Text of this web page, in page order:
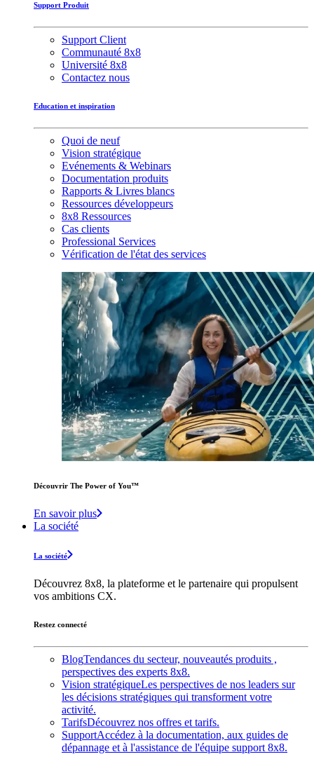
Support Produit
Support Client
Communauté 8x8
Université 8x8
Contactez nous
Education et inspiration
Quoi de neuf
Vision stratégique
Evénements & Webinars
Documentation produits
Rapports & Livres blancs
Ressources développeurs
8x8 Ressources
Cas clients
Professional Services
Vérification de l'état des services
Découvrir The Power of You™️
En savoir plus
La société
La société
Découvrez 8x8, la plateforme et le partenaire qui propulsent
vos ambitions CX.
Restez connecté
BlogTendances du secteur, nouveautés produits ,
perspectives des experts 8x8.
Vision stratégiqueLes perspectives de nos leaders sur
les décisions stratégiques qui transforment votre
activité.
TarifsDécouvrez nos offres et tarifs.
SupportAccédez à la documentation, aux guides de
dépannage et à l'assistance de l'équipe support 8x8.